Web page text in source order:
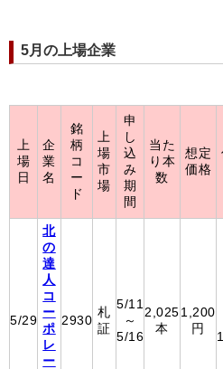
5月の上場企業
上
場
日
企
業
名
銘
柄
コ
ー
ド
上
場
市
場
申
し
込
み
期
間
当た
り本
数
想定
価格
5/29
北
の
達
人
コ
ー
ポ
レ
ー
2930
札
証
5/11
～
5/16
2,025
本
1,200
円